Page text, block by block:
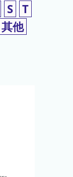
S T
其他